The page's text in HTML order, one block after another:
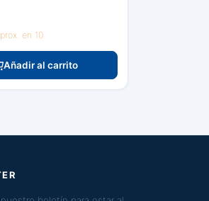
en 10
Añadir al carrito